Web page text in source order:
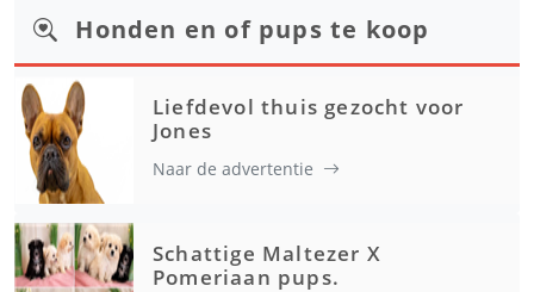
Honden en of pups te koop
Liefdevol thuis gezocht voor
Jones
Naar de advertentie
Schattige Maltezer X
Pomeriaan pups.